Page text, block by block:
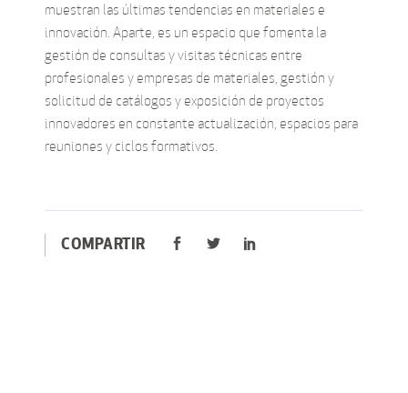
muestran las últimas tendencias en materiales e
innovación. Aparte, es un espacio que fomenta la
gestión de consultas y visitas técnicas entre
profesionales y empresas de materiales, gestión y
solicitud de catálogos y exposición de proyectos
innovadores en constante actualización, espacios para
reuniones y ciclos formativos.
COMPARTIR